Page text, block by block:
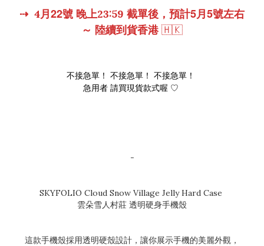
⇢ 4月22號 晚上23:59 截單後，預計5月5號左右
～ 陸續到貨香港 🇭🇰
不接急單！ 不接急單！ 不接急單！
急用者 請買現貨款式喔 ♡
-
SKYFOLIO Cloud Snow Village Jelly Hard Case
雲朵雪人村莊 透明硬身手機殼
這款手機殼採用透明硬殼設計，讓你展示手機的美麗外觀，